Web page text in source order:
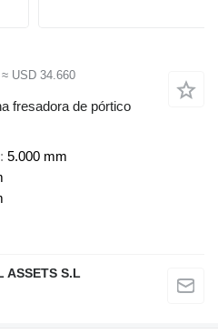
≈ USD 34.660
fresadora de pórtico
5.000 mm
ASSETS S.L